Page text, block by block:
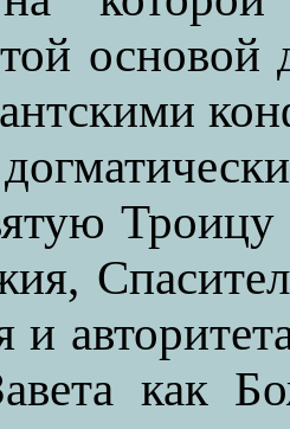
основой
и
как